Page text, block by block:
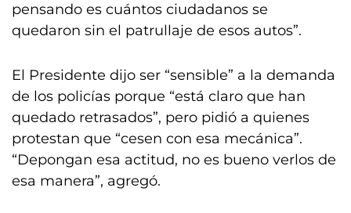
pensando es cuántos ciudadanos se
quedaron sin el patrullaje de esos autos”.
El Presidente dijo ser “sensible” a la demanda
de los policías porque “está claro que han
quedado retrasados”, pero pidió a quienes
protestan que “cesen con esa mecánica”.
“Depongan esa actitud, no es bueno verlos de
esa manera”, agregó.